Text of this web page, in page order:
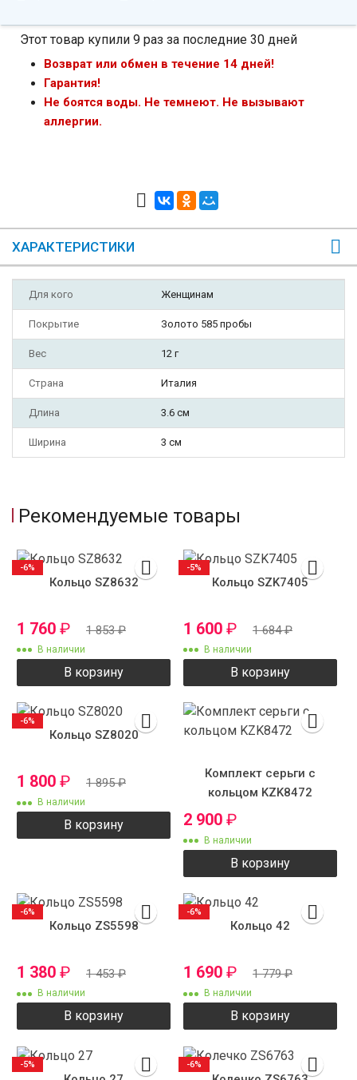
Этот товар купили 9 раз за последние 30 дней
Возврат или обмен в течение 14 дней!
Гарантия!
Не боятся воды. Не темнеют. Не вызывают
аллергии.
ХАРАКТЕРИСТИКИ
Для кого Женщинам
Покрытие Золото 585 пробы
Вес 12 г
Страна Италия
Длина 3.6 см
Ширина 3 см
Рекомендуемые товары
Кольцо SZ8632
1 760 ₽ 1 853₽
В наличии
В корзину
-6%
Кольцо SZK7405
1 600 ₽ 1 684₽
В наличии
В корзину
-5%
Кольцо SZ8020
1 800 ₽ 1 895₽
В наличии
В корзину
-6%
Комплект серьги с
кольцом KZK8472
2 900 ₽
В наличии
В корзину
Кольцо ZS5598
1 380 ₽ 1 453₽
В наличии
В корзину
-6%
Кольцо 42
1 690 ₽ 1 779₽
В наличии
В корзину
-6%
-5% -6%